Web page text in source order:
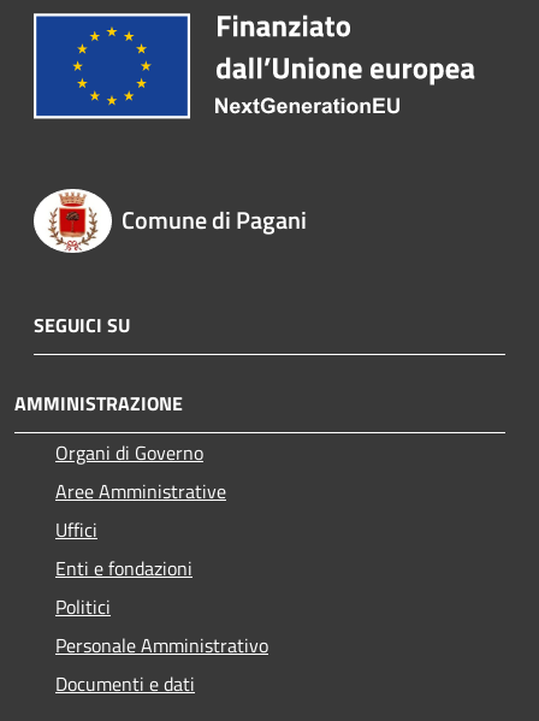
Comune di Pagani
SEGUICI SU
AMMINISTRAZIONE
Organi di Governo
Aree Amministrative
Uffici
Enti e fondazioni
Politici
Personale Amministrativo
Documenti e dati